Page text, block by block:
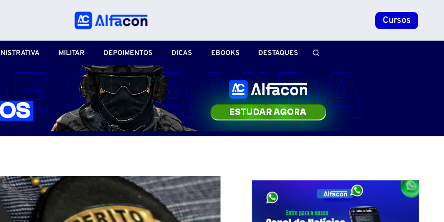
Cursos
MILITAR DEPOIMENTOS DICAS EBOOKS DESTAQUES